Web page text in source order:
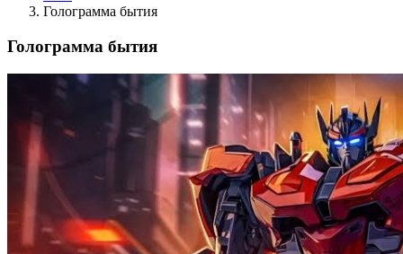
Голограмма бытия
Голограмма бытия